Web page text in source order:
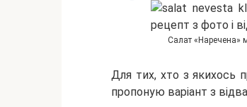
Салат «Наречена»
Для тих, хто з якихось
пропоную варіант з